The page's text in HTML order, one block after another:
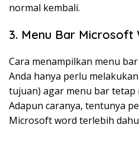
normal kembali.
3. Menu Bar Microsoft
Cara menampilkan menu
Anda hanya perlu
tujuan) agar menu bar tetap
Adapun caranya, tentunya
Microsoft word terlebih